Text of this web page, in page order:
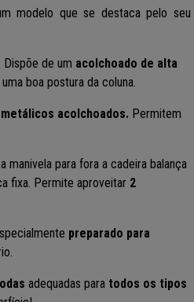
modelo que se destaca pelo seu
de um acolchoado de alta
boa postura da coluna.
acolchoados. Permitem
manivela para fora a cadeira balança
fixa. Permite aproveitar 2
preparado para
adequadas para todos os tipos